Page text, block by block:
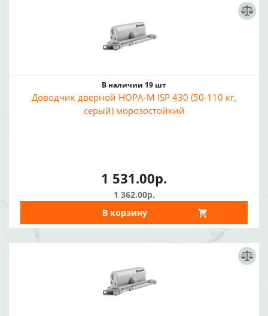
В наличии 19 шт
Доводчик дверной НОРА-М ISP 430 (50-110 кг,
серый) морозостойкий
1 531.00р.
1 362.00р.
В корзину